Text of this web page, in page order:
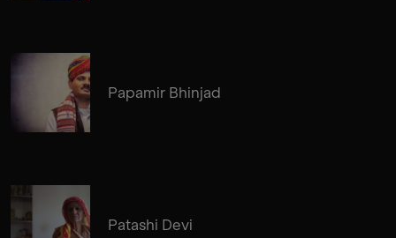
Papamir Bhinjad
Patashi Devi